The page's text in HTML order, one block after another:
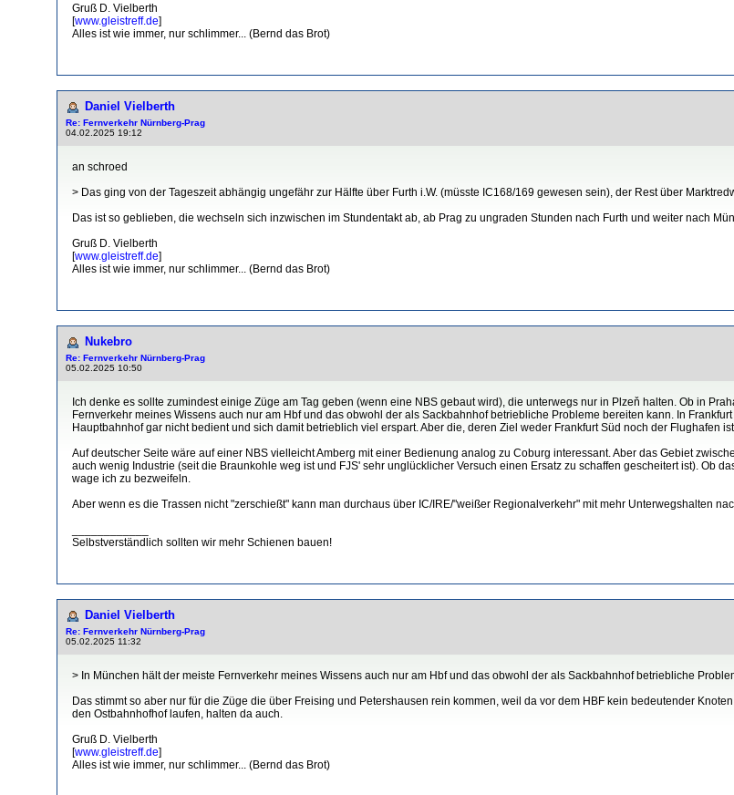
Gruß D. Vielberth
[www.gleistreff.de]
Alles ist wie immer, nur schlimmer... (Bernd das Brot)
Daniel Vielberth
Re: Fernverkehr Nürnberg-Prag
04.02.2025 19:12
an schroed
> Das ging von der Tageszeit abhängig ungefähr zur Hälfte über Furth i.W. (müsste IC168/169 gewesen sein), der Rest über
Das ist so geblieben, die wechseln sich inzwischen im Stundentakt ab, ab Prag zu ungraden Stunden nach Furth und weiter nach
Gruß D. Vielberth
[www.gleistreff.de]
Alles ist wie immer, nur schlimmer... (Bernd das Brot)
Nukebro
Re: Fernverkehr Nürnberg-Prag
05.02.2025 10:50
Ich denke es sollte zumindest einige Züge am Tag geben (wenn eine NBS gebaut wird), die unterwegs nur in Plzeň halten. Ob in
Fernverkehr meines Wissens auch nur am Hbf und das obwohl der als Sackbahnhof betriebliche Probleme bereiten kann. In
Hauptbahnhof gar nicht bedient und sich damit betrieblich viel erspart. Aber die, deren Ziel weder Frankfurt Süd noch der Flughafen
Auf deutscher Seite wäre auf einer NBS vielleicht Amberg mit einer Bedienung analog zu Coburg interessant. Aber das Gebiet
auch wenig Industrie (seit die Braunkohle weg ist und FJS' sehr unglücklicher Versuch einen Ersatz zu schaffen gescheitert ist). Ob
wage ich zu bezweifeln.
Aber wenn es die Trassen nicht "zerschießt" kann man durchaus über IC/IRE/"weißer Regionalverkehr" mit mehr Unterwegshalten
Selbstverständlich sollten wir mehr Schienen bauen!
Daniel Vielberth
Re: Fernverkehr Nürnberg-Prag
05.02.2025 11:32
> In München hält der meiste Fernverkehr meines Wissens auch nur am Hbf und das obwohl der als Sackbahnhof betriebliche
Das stimmt so aber nur für die Züge die über Freising und Petershausen rein kommen, weil da vor dem HBF kein bedeutender
den Ostbahnhofhof laufen, halten da auch.
Gruß D. Vielberth
[www.gleistreff.de]
Alles ist wie immer, nur schlimmer... (Bernd das Brot)